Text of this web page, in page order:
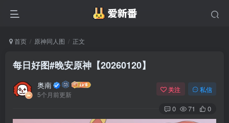
首页 原神同人图 正文
每日好图#晚安原神【20260120】
奥南
5个月前更新
关注 私信
0 71 0